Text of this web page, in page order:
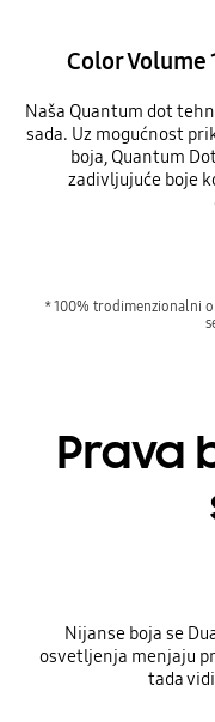
Color
Naša Quantum dot
sada. Uz mogućnost
boja, Quantum
zadivljujuće boje
* 100% trodimenzionalni
Prava
Nijanse boja se
osvetljenja menjaju
tada